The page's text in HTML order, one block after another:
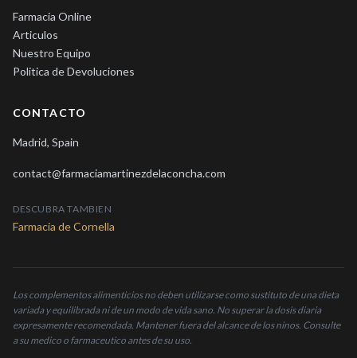
Farmacia Online
Articulos
Nuestro Equipo
Politica de Devoluciones
CONTACTO
Madrid, Spain
contact@farmaciamartinezdelaconcha.com
DESCUBRA TAMBIEN
Farmacia de Cornella
Los complementos alimenticios no deben utilizarse como sustituto de una dieta
variada y equilibrada ni de un modo de vida sano. No superar la dosis diaria
expresamente recomendada. Mantener fuera del alcance de los ninos. Consulte
a su medico o farmaceutico antes de su uso.